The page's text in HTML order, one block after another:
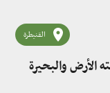
القنيطرة
الأرض والبحيرة